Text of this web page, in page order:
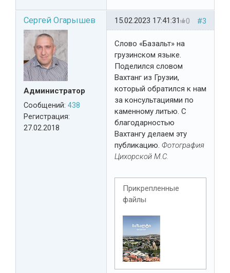
Сергей Огарышев
Администратор
Сообщений: 438
Регистрация:
27.02.2018
#3
0
15.02.2023 17:41:31
Слово «Базальт» на
грузинском языке.
Поделился словом
Вахтанг из Грузии,
который обратился к нам
за консультациями по
каменному литью. С
благодарностью
Вахтангу делаем эту
публикацию. Фотография
Цихорской М.С.
Прикрепленные
файлы